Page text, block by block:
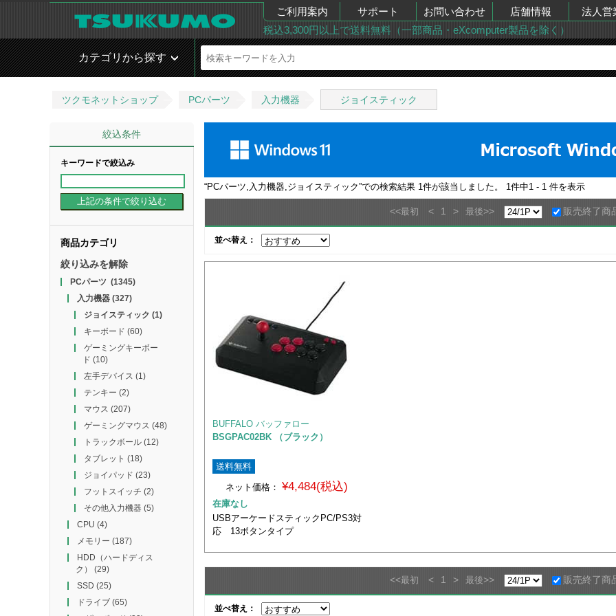
ご利用案内 サポート お問い合わせ 店舗情報 法人営
税込3,300円以上で送料無料（一部商品・eXcomputer製品を除く）
カテゴリから探す
ツクモネットショップ PCパーツ 入力機器 ジョイスティック
絞込条件
キーワードで絞込み
商品カテゴリ
絞り込みを解除
PCパーツ (1345)
入力機器(327)
ジョイスティック (1)
キーボード (60)
ゲーミングキーボー
ド (10)
左手デバイス (1)
テンキー (2)
マウス (207)
ゲーミングマウス (48)
トラックボール(12)
タブレット (18)
ジョイパッド (23)
フットスイッチ (2)
その他入力機器(5)
CPU (4)
メモリー (187)
HDD（ハードディス
ク）
(29)
SSD (25)
ドライブ(65)
“PCパーツ,入力機器,ジョイスティック”での検索結果 1 件が該当しました。 1 件中1 - 1 件を表示
<<最初 < 1 > 最後>> 販売終了商
並べ替え：
BUFFALO バッファロー
BSGPAC02BK （ブラック）
送料無料
ネット価格： ¥4,484(税込)
在庫なし
USBアーケードスティックPC/PS3対
応 13ボタンタイプ
<<最初 < 1 > 最後>> 販売終了商
並べ替え：